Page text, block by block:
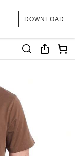
DOWNLOAD